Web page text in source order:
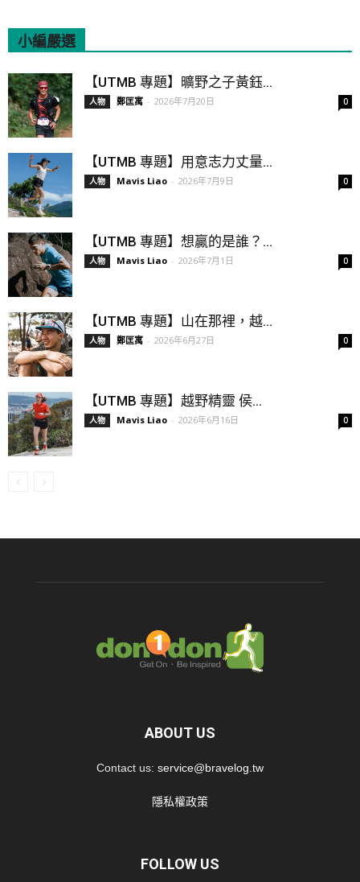
小編嚴選
【UTMB 專題】曠野之子黃鈺...
人物 鄭匡寓 - 2026年7月20日 0
【UTMB 專題】用意志力丈量...
人物 Mavis Liao - 2026年7月9日 0
【UTMB 專題】想贏的是誰？...
人物 Mavis Liao - 2026年7月1日 0
【UTMB 專題】山在那裡，越...
人物 鄭匡寓 - 2026年6月27日 0
【UTMB 專題】越野精靈 侯...
人物 Mavis Liao - 2026年6月16日 0
ABOUT US
Contact us: service@bravelog.tw
隱私權政策
FOLLOW US